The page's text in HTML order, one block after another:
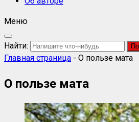
Меню
Найти:
Главная страница - О пользе мата
О пользе мата